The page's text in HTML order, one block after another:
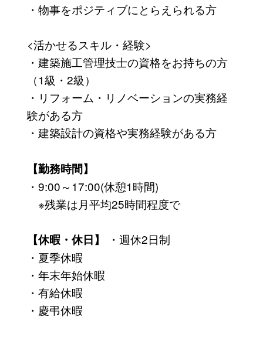
・物事をポジティブにとらえられる方
<活かせるスキル・経験>
・建築施工管理技士の資格をお持ちの方
（1級・2級）
・リフォーム・リノベーションの実務経
験がある方
・建築設計の資格や実務経験がある方
【勤務時間】
・9:00～17:00(休憩1時間)
※残業は月平均25時間程度で
【休暇・休日】
・週休2日制
・夏季休暇
・年末年始休暇
・有給休暇
・慶弔休暇